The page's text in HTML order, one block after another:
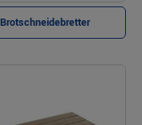
Brotschneidebretter